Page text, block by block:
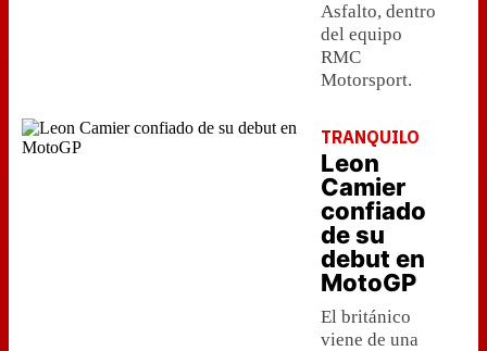
Asfalto, dentro
del equipo
RMC
Motorsport.
TRANQUILO
Leon
Camier
confiado
de su
debut en
MotoGP
El británico
viene de una